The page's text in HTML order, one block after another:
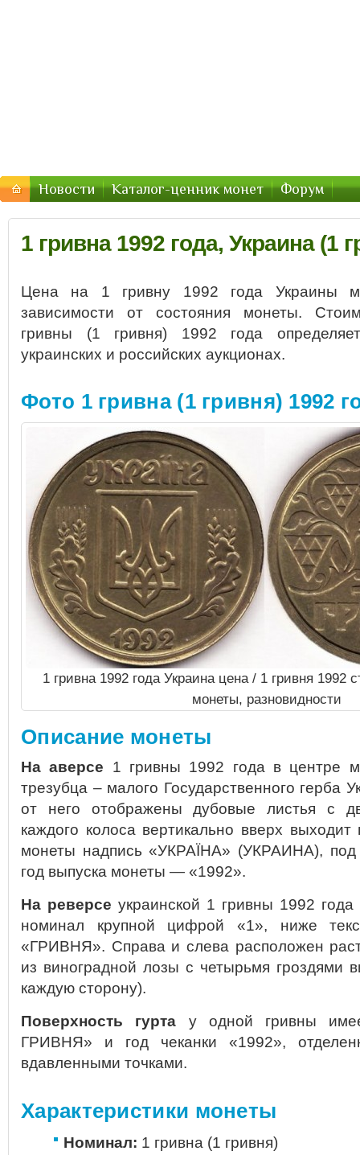
Новости Каталог-ценник монет Форум
1 гривна 1992 года, Украина (1
Цена на 1 гривну 1992 года Украины
зависимости от состояния монеты.
гривны (1 гривня) 1992 года
украинских и российских аукционах.
Фото 1 гривна (1 гривня) 1992
1 гривна 1992 года Украина цена / 1 гривня 1992
монеты, разновидности
Описание монеты
На аверсе 1 гривны 1992 года в центре
трезубца – малого Государственного герба
от него отображены дубовые листья с
каждого колоса вертикально вверх
монеты надпись «УКРАЇНА» (УКРАИНА), под
год выпуска монеты — «1992».
На реверсе украинской 1 гривны 1992
номинал крупной цифрой «1», ниже
«ГРИВНЯ». Справа и слева расположен
из виноградной лозы с четырьмя гроздями
каждую сторону).
Поверхность гурта у одной гривны
ГРИВНЯ» и год чеканки «1992»,
вдавленными точками.
Характеристики монеты
Номинал: 1 гривна (1 гривня)